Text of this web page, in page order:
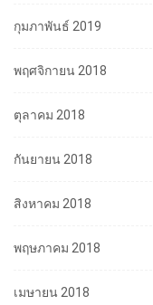
กุมภาพันธ์ 2019
พฤศจิกายน 2018
ตุลาคม 2018
กันยายน 2018
สิงหาคม 2018
พฤษภาคม 2018
เมษายน 2018